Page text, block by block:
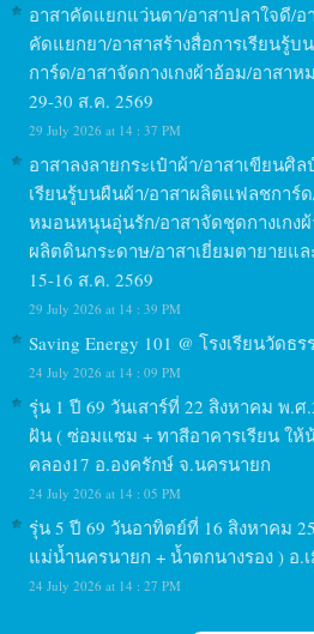
อาสาคัดแยกแว่นตา/อาสาปลาใจดี/
คัดแยกยา/อาสาสร้างสื่อการเรียนรู้
การ์ด/อาสาจัดกางเกงผ้าอ้อม/อาสา
29-30 ส.ค. 2569
29 July 2026 at 14 : 37 PM
อาสาลงลายกระเป๋าผ้า/อาสาเขียนศิ
เรียนรู้บนผืนผ้า/อาสาผลิตแฟลชการ์
หมอนหนุนอุ่นรัก/อาสาจัดชุดกางเกง
ผลิตดินกระดาษ/อาสาเยี่ยมตายายแ
15-16 ส.ค. 2569
29 July 2026 at 14 : 39 PM
Saving Energy 101 @ โรงเรียนวัดธ
24 July 2026 at 14 : 09 PM
รุ่น 1 ปี 69 วันเสาร์ที่ 22 สิงหาคม พ.
ฝัน ( ซ่อมแซม + ทาสีอาคารเรียน ให้
คลอง17 อ.องครักษ์ จ.นครนายก
24 July 2026 at 14 : 05 PM
รุ่น 5 ปี 69 วันอาทิตย์ที่ 16 สิงหาคม
แม่น้ำนครนายก + น้ำตกนางรอง ) อ.
24 July 2026 at 14 : 27 PM